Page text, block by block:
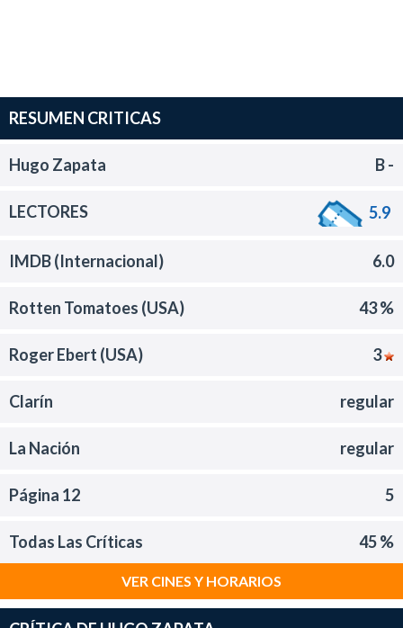
RESUMEN CRITICAS
Hugo Zapata B -
LECTORES 5.9
IMDB (Internacional) 6.0
Rotten Tomatoes (USA) 43 %
Roger Ebert (USA) 3
Clarín regular
La Nación regular
Página 12 5
Todas Las Críticas 45 %
VER CINES Y HORARIOS